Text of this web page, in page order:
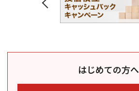
はじめての方へ